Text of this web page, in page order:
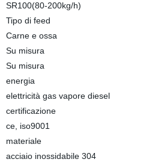
SR100(80-200kg/h)
Tipo di feed
Carne e ossa
Su misura
Su misura
energia
elettricità gas vapore diesel
certificazione
ce, iso9001
materiale
acciaio inossidabile 304